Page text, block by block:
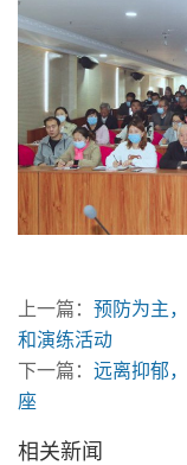
上一篇： 预防为主
和演练活动
下一篇： 远离抑郁
座
相关新闻